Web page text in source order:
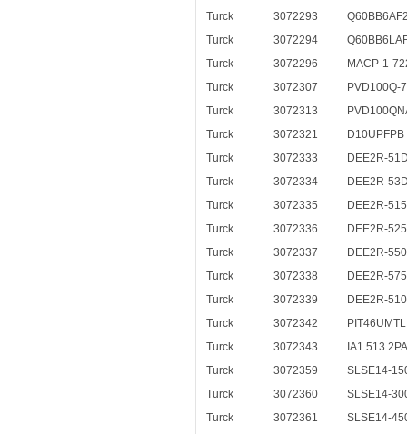
Turck
3072293
Turck
3072294
Turck
3072296
MACP-1-
Turck
3072307
PVD100Q-
Turck
3072313
Turck
3072321
D10UPFPB
Turck
3072333
DEE2R-
Turck
3072334
DEE2R-
Turck
3072335
DEE2R-
Turck
3072336
DEE2R-
Turck
3072337
DEE2R-
Turck
3072338
DEE2R-
Turck
3072339
DEE2R-
Turck
3072342
PIT46UMTL
Turck
3072343
Turck
3072359
SLSE14-
Turck
3072360
SLSE14-
Turck
3072361
SLSE14-